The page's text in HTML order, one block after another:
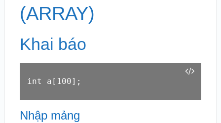
(ARRAY)
Khai báo
int a [100] ;
Nhập mảng